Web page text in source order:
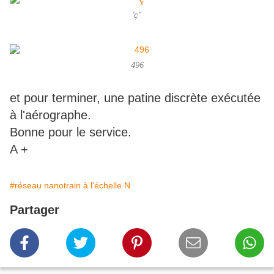
'ç"
496
et pour terminer, une patine discrète exécutée
à l'aérographe.
Bonne pour le service.
A +
#réseau nanotrain à l'échelle N
Partager